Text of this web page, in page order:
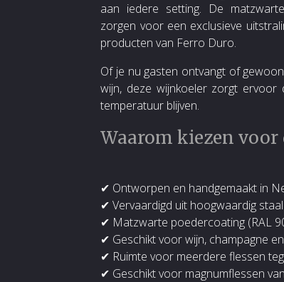
aan iedere setting. De
zorgen voor een exclusieve
producten van Ferro Duro.
Of je nu gasten ontvangt of
wijn, deze wijnkoeler zorgt
temperatuur blijven.
Waarom kiezen voor
✔ Ontworpen en handgemaakt in
✔ Vervaardigd uit hoogwaardig staal
✔ Matzwarte poedercoating (RAL
✔ Geschikt voor wijn, champagne
✔ Ruimte voor meerdere flessen
✔ Geschikt voor magnumflessen